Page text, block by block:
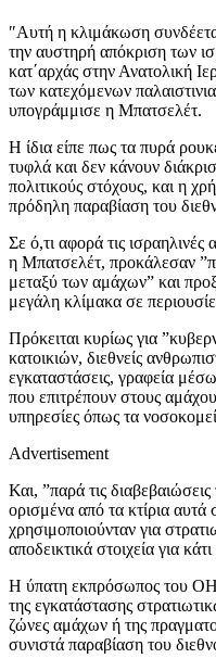
″Αυτή η κλιμάκωση
την αυστηρή απόκριση των
κατ΄αρχάς στην Ανατολική
των κατεχόμενων
υπογράμμισε η Μπατσελέτ.
Η ίδια είπε πως τα πυρά
τυφλά και δεν κάνουν
πολιτικούς στόχους, και η
πρόδηλη παραβίαση του
Σε ό,τι αφορά τις ισραηλινές
η Μπατσελέτ, προκάλεσαν
μεταξύ των αμάχων” και
μεγάλη κλίμακα σε
Πρόκειται κυρίως για
κατοικιών, διεθνείς
εγκαταστάσεις, γραφεία
που επιτρέπουν στους
υπηρεσίες όπως τα
Advertisement
Και, ”παρά τις
ορισμένα από τα κτίρια αυτά
χρησιμοποιούνταν για
αποδεικτικά στοιχεία για κάτι
Η ύπατη εκπρόσωπος του
της εγκατάστασης
ζώνες αμάχων ή της
συνιστά παραβίαση του